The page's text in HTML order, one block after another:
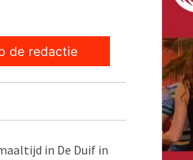
de redactie
in De Duif in